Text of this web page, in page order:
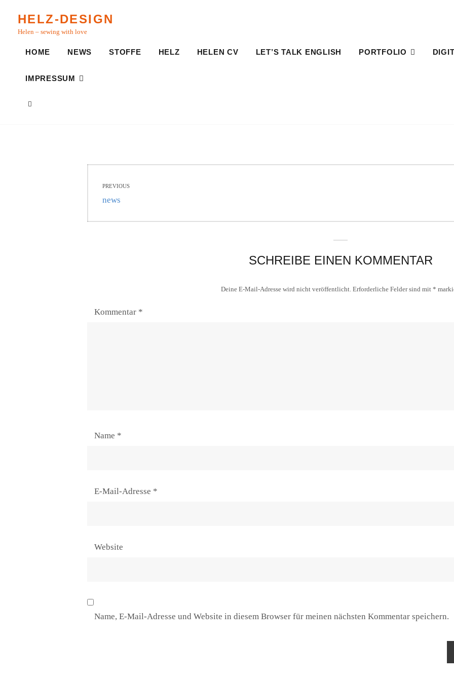
content
HELZ-DESIGN
Helen – sewing with love
HOME NEWS STOFFE HELZ HELEN CV LET’S TALK ENGLISH PORTFOLIO
IMPRESSUM
PREVIOUS
Previous
news
SCHREIBE EINEN KOMMENTAR
Deine E-Mail-Adresse wird nicht veröffentlicht. Erforderliche Felder sind mit *
Kommentar *
Name *
E-Mail-Adresse *
Website
Name, E-Mail-Adresse und Website in diesem Browser für meinen nächsten Kommentar speichern.